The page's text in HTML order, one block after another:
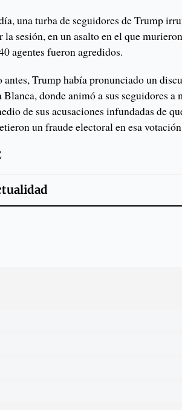
una turba de seguidores de Trump
la sesión, en un asalto en el que
agentes fueron agredidos.
antes, Trump había pronunciado un
Blanca, donde animó a sus seguidores
de sus acusaciones infundadas de
un fraude electoral en esa